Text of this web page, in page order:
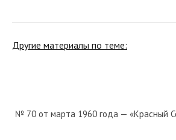
Другие материалы по теме:
№ 70 от марта 1960 года — «Красный